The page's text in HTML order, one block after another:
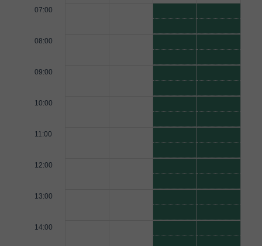
07:00
08:00
09:00
10:00
11:00
12:00
13:00
14:00